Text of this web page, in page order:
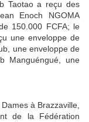
Taotao a reçu des
Enoch NGOMA
150.000 FCFA; le
une enveloppe de
une enveloppe de
Manguéngué, une
à Brazzaville,
de la Fédération